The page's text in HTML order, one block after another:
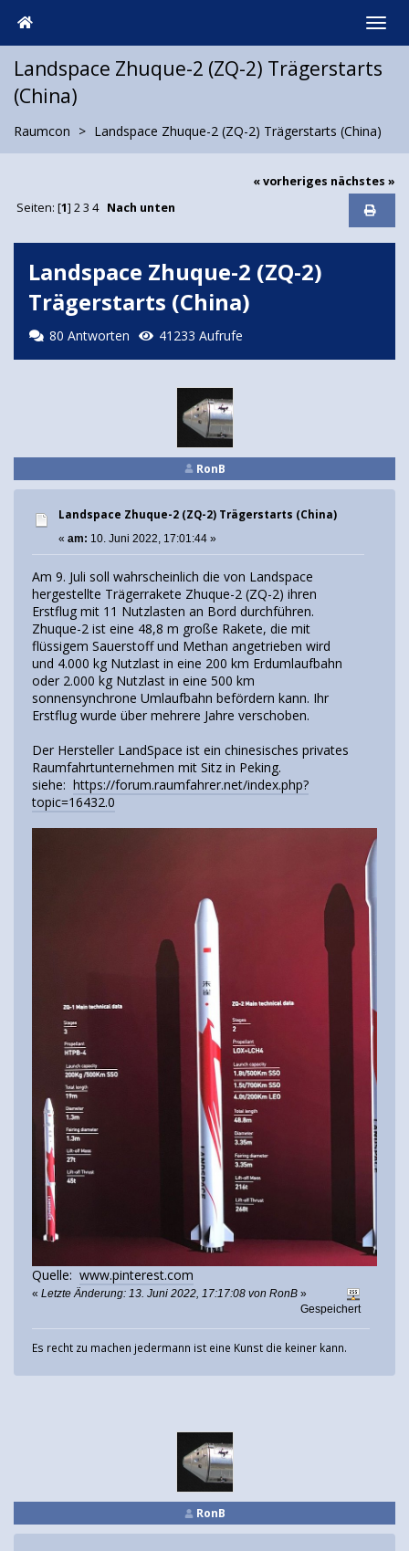
Landspace Zhuque-2 (ZQ-2) Trägerstarts
(China)
Raumcon Landspace Zhuque-2 (ZQ-2) Trägerstarts (China)
« vorheriges nächstes »
Seiten: [1] 2 3 4 Nach unten
Landspace Zhuque-2 (ZQ-2)
Trägerstarts (China)
80 Antworten 41233 Aufrufe
RonB
Landspace Zhuque-2 (ZQ-2) Trägerstarts (China)
« am: 10. Juni 2022, 17:01:44 »
Am 9. Juli soll wahrscheinlich die von Landspace
hergestellte Trägerrakete Zhuque-2 (ZQ-2) ihren
Erstflug mit 11 Nutzlasten an Bord durchführen.
Zhuque-2 ist eine 48,8 m große Rakete, die mit
flüssigem Sauerstoff und Methan angetrieben wird
und 4.000 kg Nutzlast in eine 200 km Erdumlaufbahn
oder 2.000 kg Nutzlast in eine 500 km
sonnensynchrone Umlaufbahn befördern kann. Ihr
Erstflug wurde über mehrere Jahre verschoben.
Der Hersteller LandSpace ist ein chinesisches privates
Raumfahrtunternehmen mit Sitz in Peking.
siehe: https://forum.raumfahrer.net/index.php?
topic=16432.0
Quelle: www.pinterest.com
« Letzte Änderung: 13. Juni 2022, 17:17:08 von RonB »
Gespeichert
Es recht zu machen jedermann ist eine Kunst die keiner kann.
RonB